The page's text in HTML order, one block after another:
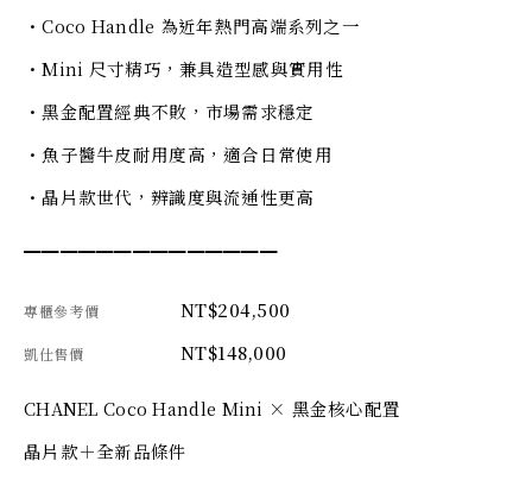
・Coco Handle 為近年熱門高端系列之一
・Mini 尺寸精巧，兼具造型感與實用性
・黑金配置經典不敗，市場需求穩定
・魚子醬牛皮耐用度高，適合日常使用
・晶片款世代，辨識度與流通性更高
━━━━━━━━━━━━━━
專櫃參考價 NT$204,500
凱仕售價 NT$148,000
CHANEL Coco Handle Mini × 黑金核心配置
晶片款＋全新品條件